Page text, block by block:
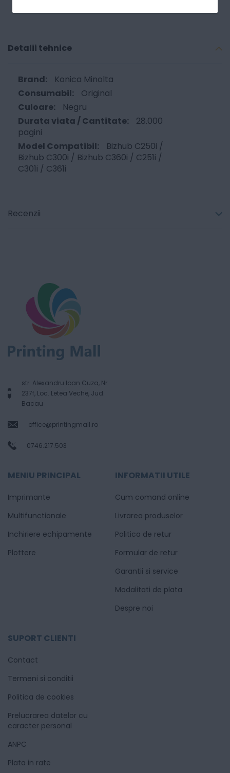
Detalii tehnice
Konica Minolta
Original
Negru
28.000
pagini
Bizhub C250i /
Bizhub C300i / Bizhub C360i / C251i /
C301i / C361i
Recenzii
str. Alexandru Ioan Cuza, Nr.
237f, Loc. Letea Veche, Jud.
Bacau
office@printingmall.ro
0746.217.503
MENIU PRINCIPAL
Imprimante
Multifunctionale
Inchiriere echipamente
Plottere
INFORMATII UTILE
Cum comand online
Livrarea produselor
Politica de retur
Formular de retur
Garantii si service
Modalitati de plata
Despre noi
SUPORT CLIENTI
Contact
Termeni si conditii
Politica de cookies
Prelucrarea datelor cu
caracter personal
ANPC
Plata in rate